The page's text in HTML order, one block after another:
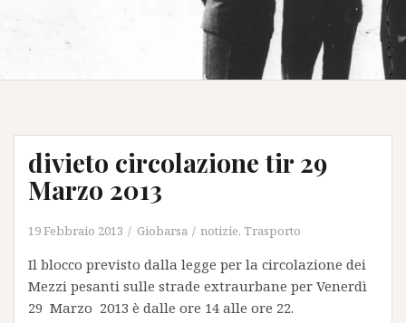
divieto circolazione tir 29
Marzo 2013
19 Febbraio 2013 Giobarsa notizie, Trasporto
Il blocco previsto dalla legge per la circolazione dei
Mezzi pesanti sulle strade extraurbane per Venerdì
29 Marzo 2013 è dalle ore 14 alle ore 22.